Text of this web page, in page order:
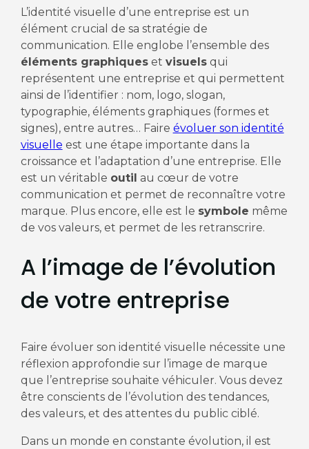
L’identité visuelle d’une entreprise est un
élément crucial de sa stratégie de
communication. Elle englobe l’ensemble des
éléments graphiqueset visuelsqui
représentent une entreprise et qui permettent
ainsi de l’identifier : nom, logo, slogan,
typographie, éléments graphiques (formes et
signes), entre autres… Faire évoluer son identité
visuelle est une étape importante dans la
croissance et l’adaptation d’une entreprise. Elle
est un véritable outil au cœur de votre
communication et permet de reconnaître votre
marque. Plus encore, elle est le symbole même
de vos valeurs, et permet de les retranscrire.
A l’image de l’évolution
de votre entreprise
Faire évoluer son identité visuelle nécessite une
réflexion approfondie sur l’image de marque
que l’entreprise souhaite véhiculer. Vous devez
être conscients de l’évolution des tendances,
des valeurs, et des attentes du public ciblé.
Dans un monde en constante évolution, il est